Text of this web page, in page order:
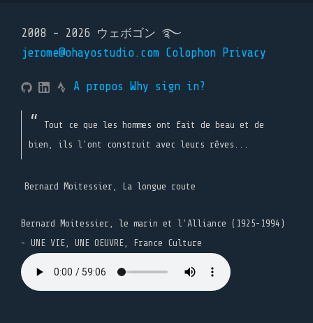
2008 - 2026 ウェボゴン ࿐
jerome@ohayostudio.com Colophon Privacy
A propos Why sign in?
Tout ce que les hommes ont fait de beau et de
bien, ils l'ont construit avec leurs rêves...
Bernard Moitessier, La longue route
Bernard Moitessier, le marin et l’Alliance (1925-1994)
- UNE VIE, UNE OEUVRE, France Culture